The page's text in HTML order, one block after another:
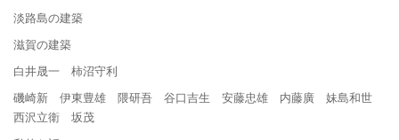
淡路島の建築
滋賀の建築
白井晟一 柿沼守利
磯崎新 伊東豊雄 隈研吾 谷口吉生 安藤忠雄 内藤廣 妹島和世
西沢立衛 坂茂